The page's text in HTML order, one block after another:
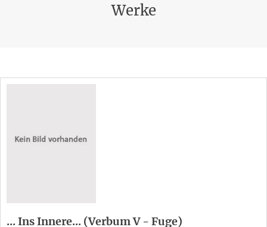
Werke
... Ins Innere... (Verbum V - Fuge)